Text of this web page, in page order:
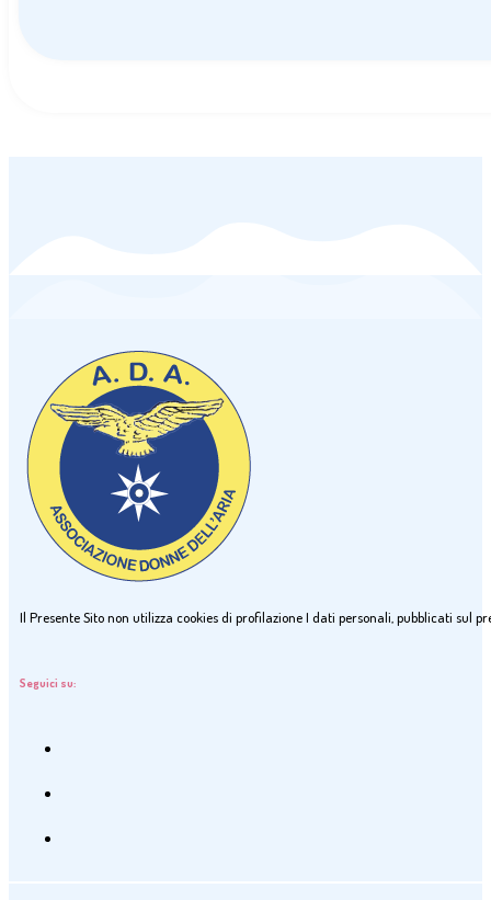
Il Presente Sito non utilizza cookies di profilazione I dati personali, pubblicati sul
Seguici su: